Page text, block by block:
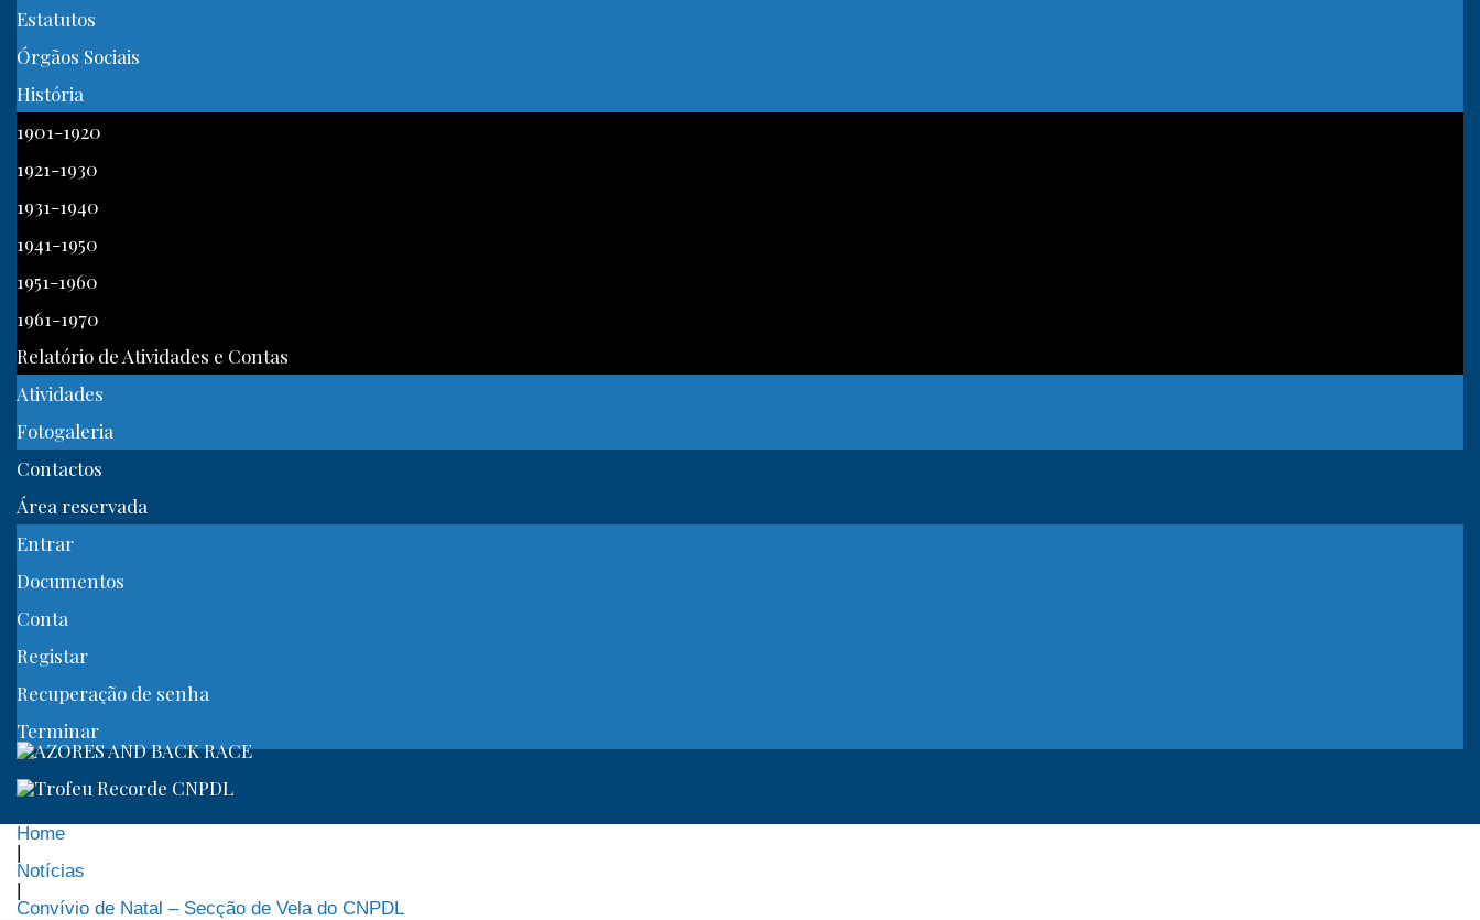
Estatutos
Órgãos Sociais
História
1901-1920
1921-1930
1931-1940
1941-1950
1951-1960
1961-1970
Relatório de Atividades e Contas
Atividades
Fotogaleria
Contactos
Área reservada
Entrar
Documentos
Conta
Registar
Recuperação de senha
Terminar
Home
|
Notícias
|
Convívio de Natal – Secção de Vela do CNPDL